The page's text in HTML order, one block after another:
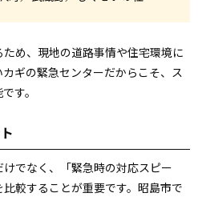
め、現地の道路事情や住宅環境に
ギの緊急センターだからこそ、ス
す。
でなく、「緊急時の対応スピー
較することが重要です。昭島市で